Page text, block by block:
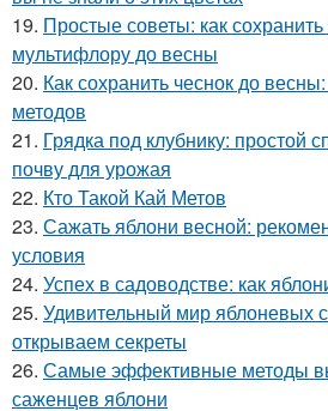
19. Простые советы: как
мультифлору до весны
20. Как сохранить чеснок до
методов
21. Грядка под клубнику: простой
почву для урожая
22. Кто Такой Кай Метов
23. Сажать яблони весной:
условия
24. Успех в садоводстве: как
25. Удивительный мир яблоневых
открываем секреты
26. Самые эффективные методы
саженцев яблони